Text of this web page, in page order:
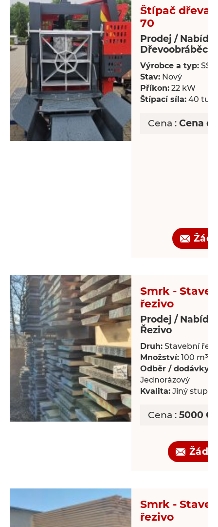
Štípač dřeva -
70
Prodej /
Dřevoobráběcí
Výrobce a typ:
Stav: Nový
Příkon: 22 kW
Štípací síla: 40
Cena : Cena
Smrk -
řezivo
Prodej /
Řezivo
Druh: Stavební
Množství: 100 m³
Odběr / dodávky:
Jednorázový
Kvalita: Jiný
Cena : 5000
Smrk -
řezivo